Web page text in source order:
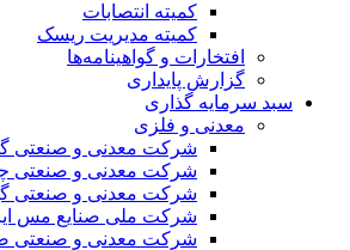
کمیته انتصابات
کمیته مدیریت ریسک
افتخارات و گواهینامه‌ها
گزارش پایداری
سبد سرمایه گذاری
معدنی و فلزی
شرکت معدنی و صنعتی
شرکت معدنی و صنعتی
شرکت معدنی و صنعتی
شرکت ملی صنایع مس
شرکت معدنی و صنعتی